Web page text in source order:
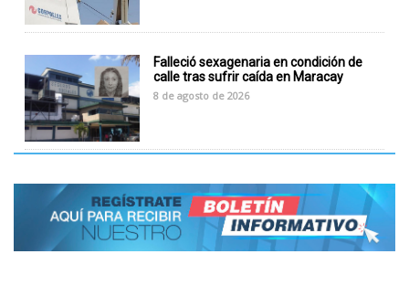
Falleció sexagenaria en condición de
calle tras sufrir caída en Maracay
8 de agosto de 2026